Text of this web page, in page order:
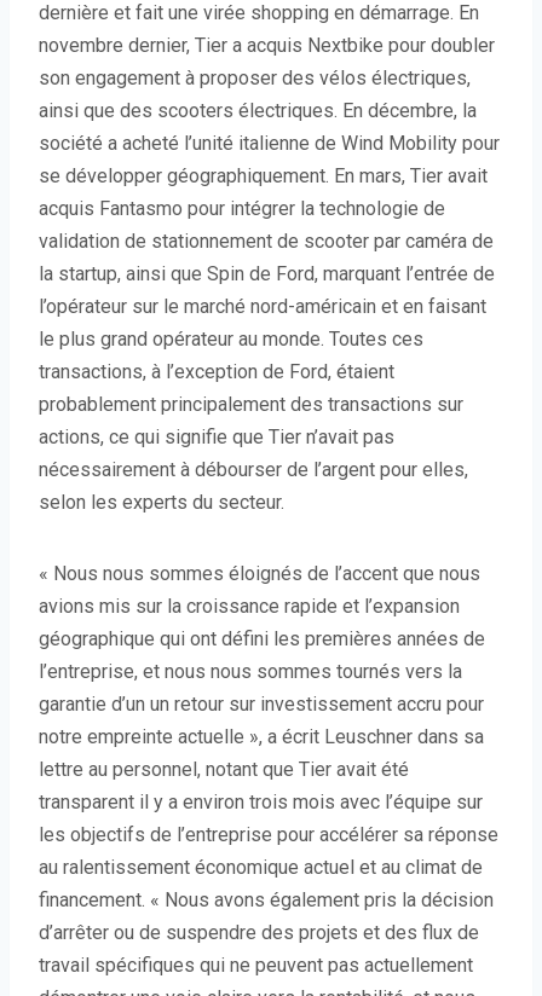
dernière et fait une virée shopping en démarrage. En
novembre dernier, Tier a acquis Nextbike pour doubler
son engagement à proposer des vélos électriques,
ainsi que des scooters électriques. En décembre, la
société a acheté l’unité italienne de Wind Mobility pour
se développer géographiquement. En mars, Tier avait
acquis Fantasmo pour intégrer la technologie de
validation de stationnement de scooter par caméra de
la startup, ainsi que Spin de Ford, marquant l’entrée de
l’opérateur sur le marché nord-américain et en faisant
le plus grand opérateur au monde. Toutes ces
transactions, à l’exception de Ford, étaient
probablement principalement des transactions sur
actions, ce qui signifie que Tier n’avait pas
nécessairement à débourser de l’argent pour elles,
selon les experts du secteur.
« Nous nous sommes éloignés de l’accent que nous
avions mis sur la croissance rapide et l’expansion
géographique qui ont défini les premières années de
l’entreprise, et nous nous sommes tournés vers la
garantie d’un un retour sur investissement accru pour
notre empreinte actuelle », a écrit Leuschner dans sa
lettre au personnel, notant que Tier avait été
transparent il y a environ trois mois avec l’équipe sur
les objectifs de l’entreprise pour accélérer sa réponse
au ralentissement économique actuel et au climat de
financement. « Nous avons également pris la décision
d’arrêter ou de suspendre des projets et des flux de
travail spécifiques qui ne peuvent pas actuellement